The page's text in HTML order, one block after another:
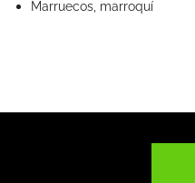
Marruecos, marroquí